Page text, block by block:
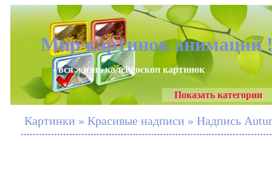
Мир картинок анимаций
- вся жизнь калейдоскоп картинок
Показать категории
Картинки » Красивые надписи » Надпись